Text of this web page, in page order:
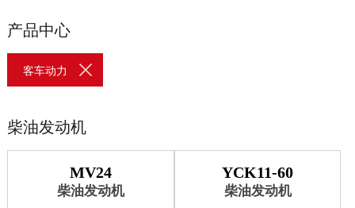
个服务网点
了解更多
订购咨询
获取更多帮助
订购咨询
销售服务热线：
24小时售后服务热线：
产品中心
客车动力
柴油发动机
MV24
柴油发动机
YCK11-60
柴油发动机